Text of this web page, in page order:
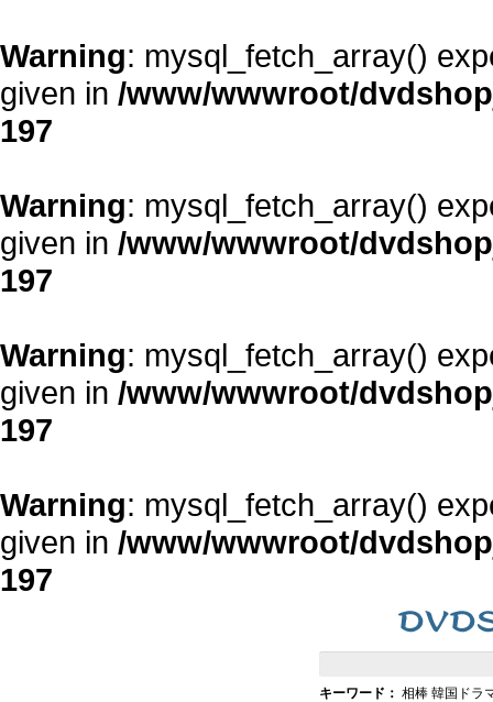
Warning: mysql_fetch_array()
given in /www/wwwroot/
197
Warning: mysql_fetch_array()
given in /www/wwwroot/
197
Warning: mysql_fetch_array()
given in /www/wwwroot/
197
Warning: mysql_fetch_array()
given in /www/wwwroot/
197
キーワード： 相棒 韓国ドラ